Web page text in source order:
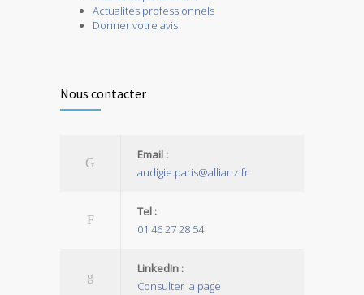
Actualités professionnels
Donner votre avis
Nous contacter
Email :
audigie.paris@allianz.fr
Tel :
01 46 27 28 54
LinkedIn :
Consulter la page